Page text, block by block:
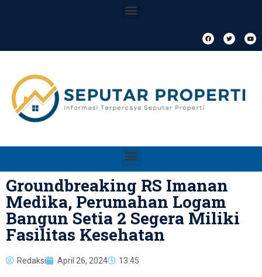
Groundbreaking RS Imanan
Medika, Perumahan Logam
Bangun Setia 2 Segera Miliki
Fasilitas Kesehatan
Redaksi April 26, 2024 13:45